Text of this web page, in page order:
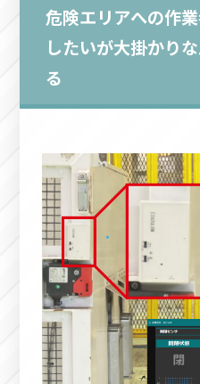
危険エリアへの作
したいが大掛かり
る